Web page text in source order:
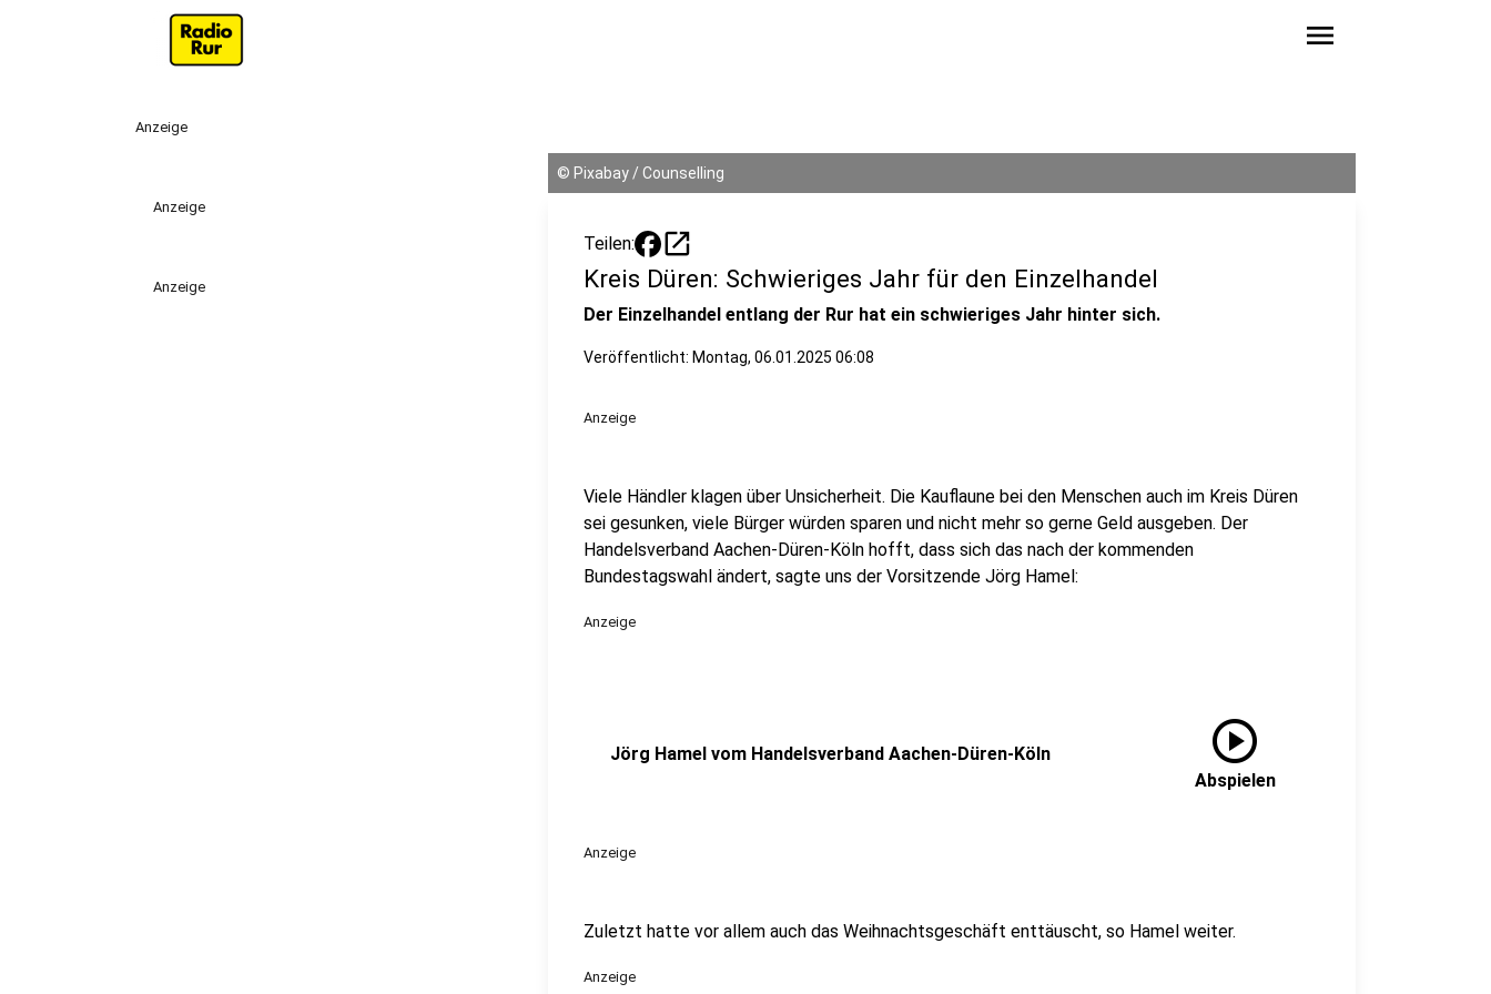
menu
Anzeige
Anzeige
Anzeige
© Pixabay / Counselling
Teilen: open_in_new
Kreis Düren: Schwieriges Jahr für den Einzelhandel
Der Einzelhandel entlang der Rur hat ein schwieriges Jahr hinter sich.
Veröffentlicht: Montag, 06.01.2025 06:08
Anzeige
Viele Händler klagen über Unsicherheit. Die Kauflaune bei den Menschen auch im Kreis Düren
sei gesunken, viele Bürger würden sparen und nicht mehr so gerne Geld ausgeben. Der
Handelsverband Aachen-Düren-Köln hofft, dass sich das nach der kommenden
Bundestagswahl ändert, sagte uns der Vorsitzende Jörg Hamel:
Anzeige
Jörg Hamel vom Handelsverband Aachen-Düren-Köln play_circle
Abspielen
Anzeige
Zuletzt hatte vor allem auch das Weihnachtsgeschäft enttäuscht, so Hamel weiter.
Anzeige